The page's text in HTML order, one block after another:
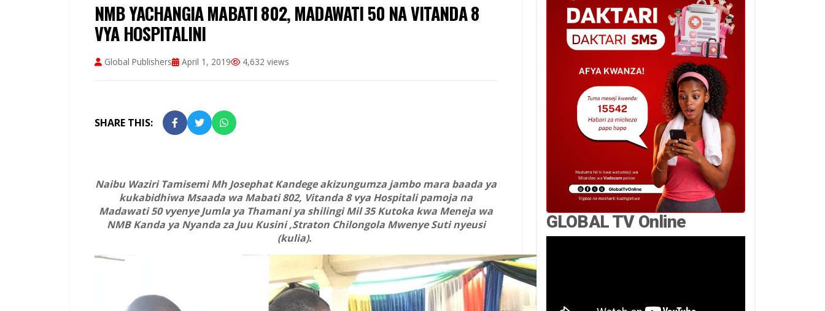
NMB YACHANGIA MABATI 802, MADAWATI 50 NA VITANDA 8
VYA HOSPITALINI
Global Publishers April 1, 2019 4,632 views
SHARE THIS:
Naibu Waziri Tamisemi Mh Josephat Kandege akizungumza jambo mara baada ya
kukabidhiwa Msaada wa Mabati 802, Vitanda 8 vya Hospitali pamoja na
Madawati 50 vyenye Jumla ya Thamani ya shilingi Mil 35 Kutoka kwa Meneja wa
NMB Kanda ya Nyanda za Juu Kusini ,Straton Chilongola Mwenye Suti nyeusi
(kulia).
GLOBAL TV Online